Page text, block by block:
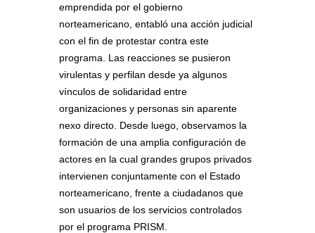
emprendida por el gobierno
norteamericano, entabló una acción judicial
con el fin de protestar contra este
programa. Las reacciones se pusieron
virulentas y perfilan desde ya algunos
vínculos de solidaridad entre
organizaciones y personas sin aparente
nexo directo. Desde luego, observamos la
formación de una amplia configuración de
actores en la cual grandes grupos privados
intervienen conjuntamente con el Estado
norteamericano, frente a ciudadanos que
son usuarios de los servicios controlados
por el programa PRISM.